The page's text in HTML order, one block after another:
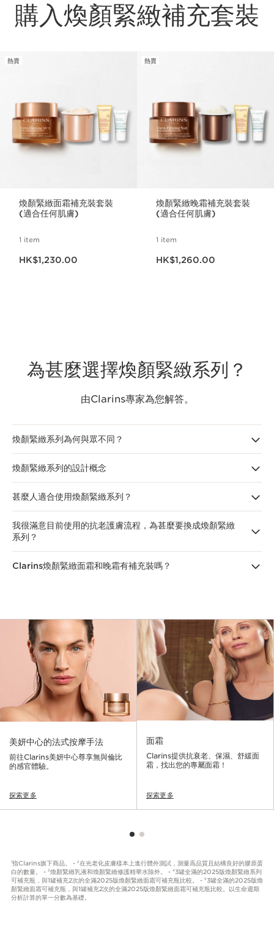
購入煥顏緊緻補充套裝
熱賣
煥顏緊緻面霜補充裝套裝
(適合任何肌膚)
1 item
HK$1,230.00
熱賣
煥顏緊緻晚霜補充裝套裝
(適合任何肌膚)
1 item
HK$1,260.00
為甚麼選擇煥顏緊緻系列？
由Clarins專家為您解答。
煥顏緊緻系列為何與眾不同？
Clarins煥顏緊緻系列運用 [Collagen]3膠原三重煥活科技，加入膠原多肽、
山核桃精萃和有機地膽草萃取成分。 山核桃精萃能提升膠原蛋白生成，對抗
焦氨化（carbamylation）現象。
白的結構，提升肌膚緊緻度，減淡皺紋，恢復肌膚飽滿彈性。
煥顏緊緻系列的設計概念
Clarins煥顏緊緻系列的主要成分能促進膠原蛋白生成，擊退顯著的膠
原蛋白流失跡象。牛油果胜肽能讓肌膚在睡眠期間賦活再生，結合膠原
多肽和山核桃精萃，能重塑膠原，並減輕焦氨化（carbamylation）
現象，避免肌膚加速老化。雙效功用能改善膚質，顯著延緩肌膚的衰老
痕跡。
甚麼人適合使用煥顏緊緻系列？
Clarins全新煥顏緊緻系列專為40歲或以上的人設計，能改善皺紋、肌
膚鬆弛、水分流失等衰老痕跡。此系列效果顯著，幫助熟齡肌膚保持健
康活力，適合追求科研實證成分精準改善肌膚問題的人。
我很滿意目前使用的抗老護膚流程，為甚麼要換成煥顏緊緻
系列？
此系列經實證能提升53%²肌膚膠原蛋白儲備，轉用煥顏緊緻系列能透
Clarins煥顏緊緻面霜和晚霜有補充裝嗎？
裝，就能放入原本的容器進行替換，減少對環境的影響，包括減少
67%4 的玻璃、42% 5的紙盒以及40% 的塑膠用量。
美妍中心的法式按摩手法
前往Clarins美妍中心尊享無與倫比
的感官體驗。
探索更多
面霜
Clarins提供抗衰老、保濕、舒緩面
霜，找出您的專屬面霜！
探索更多
1指Clarins旗下商品。 - 2在光老化皮膚樣本上進行體外測試，測量高品質且結構良好的膠原蛋
白的數量。 - 3煥顏緊緻乳液和煥顏緊緻修護精華水除外。 - 43罐全滿的2025版煥顏緊緻系列
可補充瓶，與1罐補充2次的全滿2025版煥顏緊緻面霜可補充瓶比較。 - 5 3罐全滿的2025版煥
顏緊緻面霜可補充瓶，與1罐補充2次的全滿2025版煥顏緊緻面霜可補充瓶比較。以生命週期
分析計算的單一分數為基礎。